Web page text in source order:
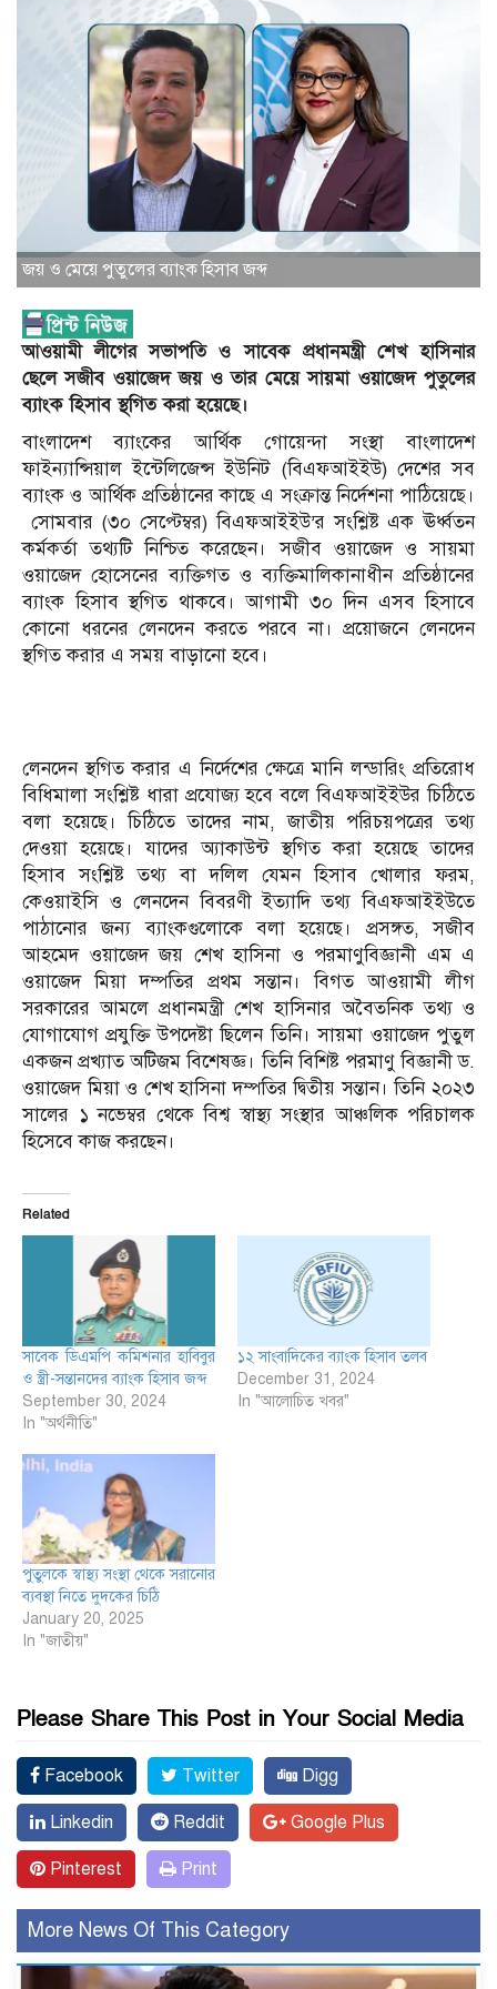
জয় ও মেয়ে পুতুলের ব্যাংক হিসাব জব্দ
আওয়ামী লীগের সভাপতি ও সাবেক প্রধানমন্ত্রী শেখ হাসিনার
ছেলে সজীব ওয়াজেদ জয় ও তার মেয়ে সায়মা ওয়াজেদ পুতুলের
ব্যাংক হিসাব স্থগিত করা হয়েছে।
বাংলাদেশ ব্যাংকের আর্থিক গোয়েন্দা সংস্থা বাংলাদেশ
ফাইন্যান্সিয়াল ইন্টেলিজেন্স ইউনিট (বিএফআইইউ) দেশের সব
ব্যাংক ও আর্থিক প্রতিষ্ঠানের কাছে এ সংক্রান্ত নির্দেশনা পাঠিয়েছে।
সোমবার (৩০ সেপ্টেম্বর) বিএফআইইউ’র সংশ্লিষ্ট এক ঊর্ধ্বতন
কর্মকর্তা তথ্যটি নিশ্চিত করেছেন। সজীব ওয়াজেদ ও সায়মা
ওয়াজেদ হোসেনের ব্যক্তিগত ও ব্যক্তিমালিকানাধীন প্রতিষ্ঠানের
ব্যাংক হিসাব স্থগিত থাক‌বে। আগামী ৩০ দিন এসব হিসাবে
কোনো ধরনের লেনদেন করতে পরবে না। প্রয়োজনে লেনদেন
স্থগিত করার এ সময় বাড়ানো হবে।
লেনদেন স্থগিত করার এ নির্দেশের ক্ষেত্রে মানি লন্ডারিং প্রতিরোধ
বিধিমালা সংশ্লিষ্ট ধারা প্রযোজ্য হবে বলে বিএফআইইউর চিঠিতে
বলা হয়েছে। চিঠিতে তাদের নাম, জাতীয় পরিচয়পত্রের তথ্য
দেওয়া হয়েছে। যা‌দের অ্যাকাউন্ট স্থগিত করা হয়ে‌ছে তা‌দের
হিসাব সংশ্লিষ্ট তথ্য বা দলিল যেমন হিসাব খোলার ফরম,
কেওয়াইসি ও লেনদেন বিবরণী ইত্যাদি তথ্য বিএফআইইউতে
পাঠানোর জন্য ব্যাংকগুলোকে বলা হয়েছে। প্রসঙ্গত, সজীব
আহমেদ ওয়াজেদ জয় শেখ হাসিনা ও পরমাণুবিজ্ঞানী এম এ
ওয়াজেদ মিয়া দম্পতির প্রথম সন্তান। বিগত আওয়ামী লীগ
সরকারের আমলে প্রধানমন্ত্রী শেখ হাসিনার অবৈতনিক তথ্য ও
যোগাযোগ প্রযুক্তি উপদেষ্টা ছিলেন তিনি। সায়মা ওয়াজেদ পুতুল
একজন প্রখ্যাত অটিজম বিশেষজ্ঞ। তিনি বিশিষ্ট পরমাণু বিজ্ঞানী ড.
ওয়াজেদ মিয়া ও শেখ হাসিনা দম্পতির দ্বিতীয় সন্তান। তিনি ২০২৩
সালের ১ নভেম্বর থেকে বিশ্ব স্বাস্থ্য সংস্থার আঞ্চলিক পরিচালক
হিসেবে কাজ করছেন।
Related
সাবেক ডিএমপি কমিশনার হাবিবুর
ও স্ত্রী-সন্তানদের ব্যাংক হিসাব জব্দ
September 30, 2024
In "অর্থনীতি"
১২ সাংবাদিকের ব্যাংক হিসাব তলব
December 31, 2024
In "আলোচিত খবর"
পুতুলকে স্বাস্থ্য সংস্থা থেকে সরানোর
ব্যবস্থা নিতে দুদকের চিঠি
January 20, 2025
In "জাতীয়"
Please Share This Post in Your Social Media
Facebook Twitter Digg
Linkedin Reddit Google Plus
Pinterest Print
More News Of This Category